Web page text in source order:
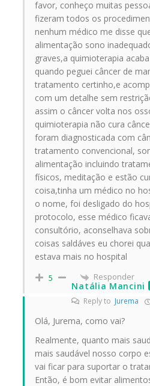
favor, conheço muitas
fizeram todos os
nenhum médico me disse
alimentação sono
graves,a quimioterapia
quando peguei câncer de
tratamento certinho,e
com um detalhe sem
assim o câncer volta nos
quimioterapia não cura
foram diagnosticada com
tratamento convencional,
alimentação incluindo
físicos, meditação e estão
coisa,tinha um médico no
o nome, foi desligado do
protocolo, esse médico
consultório, aconselhava
coisas saldáves eu chorei
estava mais no hospital
5 Responder
Natália Mancini
Reply to Jurema
Olá, Jurema, como vai?
Realmente, quanto mais
mais saudável nosso corpo
vai ficar para suportar o
Então, é bom evitar